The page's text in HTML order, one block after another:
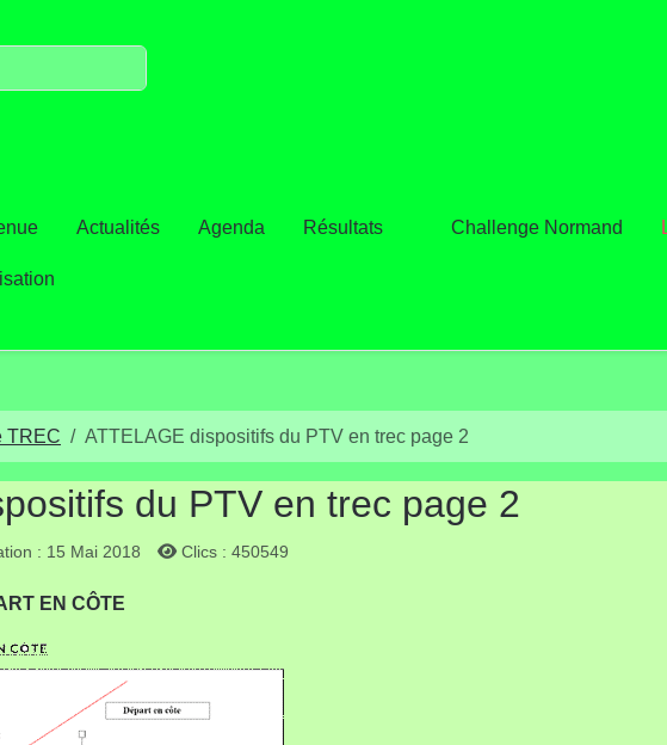
Actualités Agenda Résultats Challenge Normand
TREC ATTELAGE dispositifs du PTV en trec page 2
du PTV en trec page 2
: 15 Mai 2018 Clics : 450549
EN CÔTE